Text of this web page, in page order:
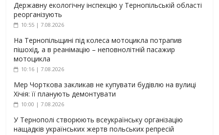
Державну екологічну інспекцію у Тернопільській області
реорганізують
10:55 | 7.08.2026
На Тернопільщині під колеса мотоцикла потрапив
пішохід, а в реанімацію – неповнолітній пасажир
мотоцикла
10:16 | 7.08.2026
Мер Чорткова закликав не купувати будівлю на вулиці
Хічія: її планують демонтувати
10:00 | 7.08.2026
У Тернополі створюють всеукраїнську організацію
нащадків українських жертв польських репресій